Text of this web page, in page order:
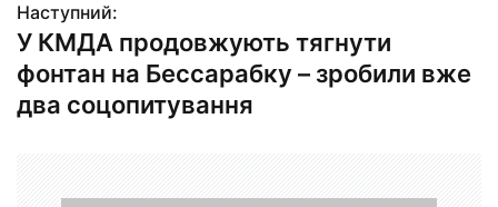
і
г
а
Наступний:
У КМДА продовжують тягнути
фонтан на Бессарабку – зробили вже
два соцопитування